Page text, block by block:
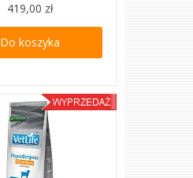
419,00 zł
Do koszyka